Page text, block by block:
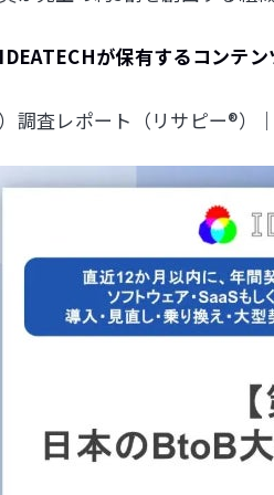
が保有するコンテン
調査レポート（リサピー®︎）